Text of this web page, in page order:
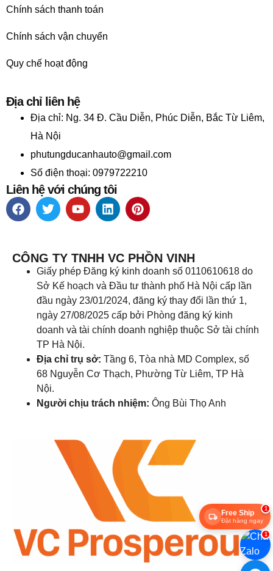
Chính sách thanh toán
Chính sách vận chuyển
Quy chế hoạt động
Địa chỉ liên hệ
Địa chỉ: Ng. 34 Đ. Cầu Diễn, Phúc Diễn, Bắc Từ Liêm,
Hà Nội
phutungducanhauto@gmail.com
Số điện thoại: 0979722210
Liên hệ với chúng tôi
CÔNG TY TNHH VC PHỒN VINH
Giấy phép Đăng ký kinh doanh số 0110610618 do
Sở Kế hoạch và Đầu tư thành phố Hà Nội cấp lần
đầu ngày 23/01/2024, đăng ký thay đổi lần thứ 1,
ngày 27/08/2025 cấp bởi Phòng đăng ký kinh
doanh và tài chính doanh nghiệp thuộc Sở tài chính
TP Hà Nội.
Địa chỉ trụ sở: Tầng 6, Tòa nhà MD Complex, số
68 Nguyễn Cơ Thạch, Phường Từ Liêm, TP Hà
Nội.
Người chịu trách nhiệm: Ông Bùi Thọ Anh
1
Free Ship
Đặt hàng ngay
1